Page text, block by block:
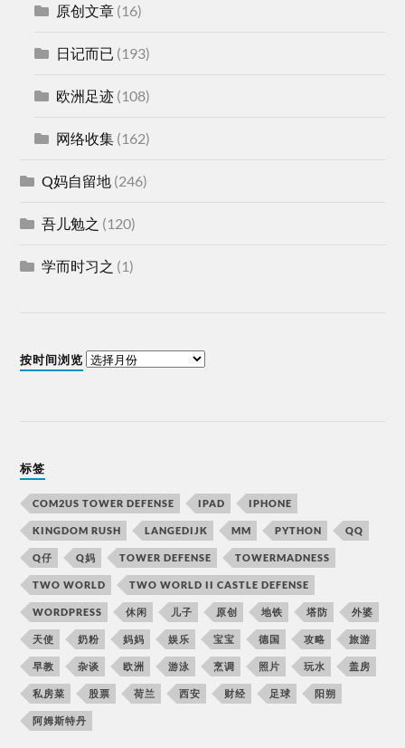
原创文章 (16)
日记而已 (193)
欧洲足迹 (108)
网络收集 (162)
Q妈自留地 (246)
吾儿勉之 (120)
学而时习之 (1)
按时间浏览
标签
COM2US TOWER DEFENSE IPAD IPHONE
KINGDOM RUSH LANGEDIJK MM PYTHON QQ
Q仔 Q妈 TOWER DEFENSE TOWERMADNESS
TWO WORLD TWO WORLD II CASTLE DEFENSE
WORDPRESS 休闲 儿子 原创 地铁 塔防 外婆
天使 奶粉 妈妈 娱乐 宝宝 德国 攻略 旅游
早教 杂谈 欧洲 游泳 烹调 照片 玩水 盖房
私房菜 股票 荷兰 西安 财经 足球 阳朔
阿姆斯特丹